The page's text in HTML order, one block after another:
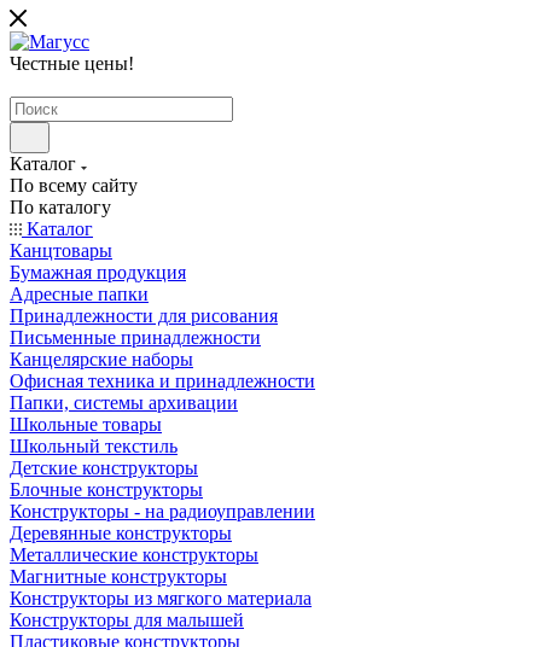
Честные цены!
Каталог
По всему сайту
По каталогу
Каталог
Канцтовары
Бумажная продукция
Адресные папки
Принадлежности для рисования
Письменные принадлежности
Канцелярские наборы
Офисная техника и принадлежности
Папки, системы архивации
Школьные товары
Школьный текстиль
Детские конструкторы
Блочные конструкторы
Конструкторы - на радиоуправлении
Деревянные конструкторы
Металлические конструкторы
Магнитные конструкторы
Конструкторы из мягкого материала
Конструкторы для малышей
Пластиковые конструкторы